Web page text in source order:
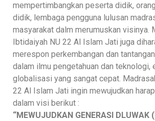
mempertimbangkan peserta didik,
didik, lembaga pengguna lulusan
masyarakat dalm merumuskan visinya.
Ibtidaiyah NU 22 Al Islam Jati juga
merespon perkembangan dan
dalam ilmu pengetahuan dan teknologi,
globalisasi yang sangat cepat.
22 Al Islam Jati ingin mewujudkan
dalam visi berikut :
“MEWUJUDKAN GENERASI DLUWAK